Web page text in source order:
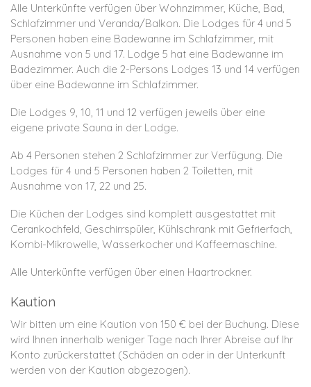
Alle Unterkünfte verfügen über Wohnzimmer, Küche, Bad,
Schlafzimmer und Veranda/Balkon. Die Lodges für 4 und 5
Personen haben eine Badewanne im Schlafzimmer, mit
Ausnahme von 5 und 17. Lodge 5 hat eine Badewanne im
Badezimmer. Auch die 2-Persons Lodges 13 und 14 verfügen
über eine Badewanne im Schlafzimmer.
Die Lodges 9, 10, 11 und 12 verfügen jeweils über eine
eigene private Sauna in der Lodge.
Ab 4 Personen stehen 2 Schlafzimmer zur Verfügung. Die
Lodges für 4 und 5 Personen haben 2 Toiletten, mit
Ausnahme von 17, 22 und 25.
Die Küchen der Lodges sind komplett ausgestattet mit
Cerankochfeld, Geschirrspüler, Kühlschrank mit Gefrierfach,
Kombi-Mikrowelle, Wasserkocher und Kaffeemaschine.
Alle Unterkünfte verfügen über einen Haartrockner.
Kaution
Wir bitten um eine Kaution von 150 € bei der Buchung. Diese
wird Ihnen innerhalb weniger Tage nach Ihrer Abreise auf Ihr
Konto zurückerstattet (Schäden an oder in der Unterkunft
werden von der Kaution abgezogen).